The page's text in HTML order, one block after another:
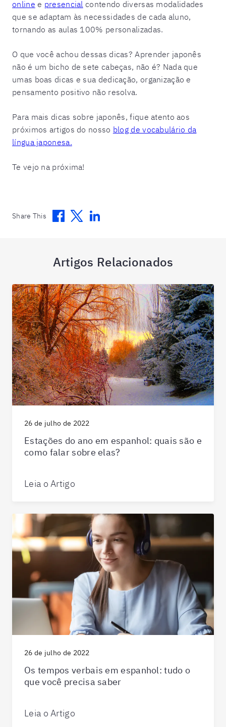
online e presencial contendo diversas modalidades
que se adaptam às necessidades de cada aluno,
tornando as aulas 100% personalizadas.
O que você achou dessas dicas? Aprender japonês
não é um bicho de sete cabeças, não é? Nada que
umas boas dicas e sua dedicação, organização e
pensamento positivo não resolva.
Para mais dicas sobre japonês, fique atento aos
próximos artigos do nosso blog de vocabulário da
língua japonesa.
Te vejo na próxima!
Share This Facebook
TwitterLinkedin
Artigos Relacionados
26 de julho de 2022
Estações do ano em espanhol: quais são e
como falar sobre elas?
Leia o Artigo
26 de julho de 2022
Os tempos verbais em espanhol: tudo o
que você precisa saber
Leia o Artigo